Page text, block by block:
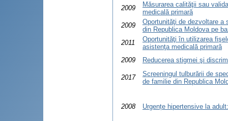
2009
Măsurarea calităţii sau
medicală primară
2009
Oportunităţi de dezvoltare a
din Republica Moldova pe
2011
Oportunităţi în utilizarea
asistenţa medicală primară
2009
Reducerea stigmei şi
2017
Screeningul tulburării de
de familie din Republica
2008 Urgențe hipertensive la